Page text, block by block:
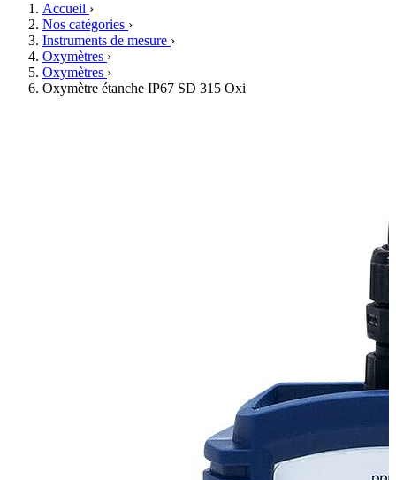
Accueil ›
Nos catégories ›
Instruments de mesure ›
Oxymètres ›
Oxymètres ›
Oxymètre étanche IP67 SD 315 Oxi